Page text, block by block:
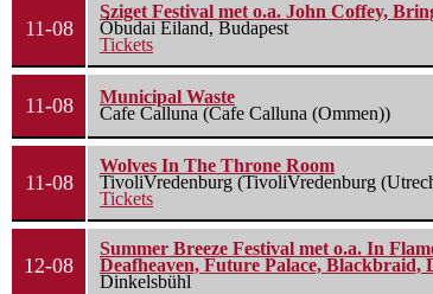
11-08
Sziget Festival met o.a. John Coffey,
Óbudai Eiland, Budapest
Tickets
11-08
Municipal Waste
Cafe Calluna (Cafe Calluna (Ommen))
11-08
Wolves In The Throne Room
TivoliVredenburg (TivoliVredenburg
Tickets
12-08
Summer Breeze Festival met o.a. In
Deafheaven, Future Palace,
Dinkelsbühl